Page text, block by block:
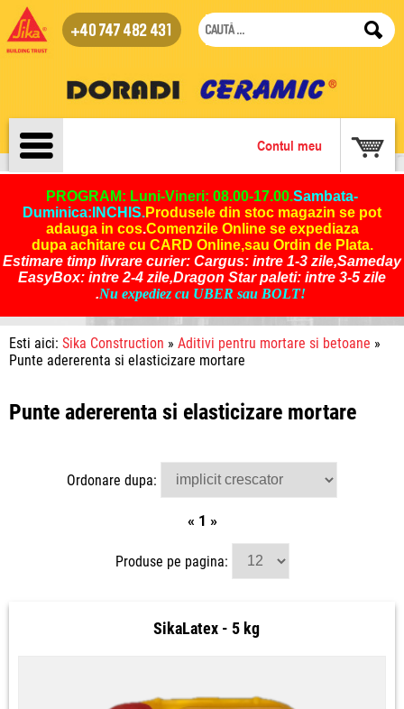
+40 747 482 431
Contul meu
PROGRAM: Luni-Vineri: 08.00-17.00.Sambata-
Duminica:INCHIS.Produsele din stoc magazin se pot
adauga in cos.Comenzile Online se expediaza
dupa achitare cu CARD Online,sau Ordin de Plata.
Estimare timp livrare curier: Cargus: intre 1-3 zile,Sameday
EasyBox: intre 2-4 zile,Dragon Star paleti: intre 3-5 zile
.Nu expediez cu UBER sau BOLT!
Esti aici: Sika Construction » Aditivi pentru mortare si betoane »
Punte adererenta si elasticizare mortare
Punte adererenta si elasticizare mortare
Ordonare dupa:
« 1 »
Produse pe pagina:
SikaLatex - 5 kg